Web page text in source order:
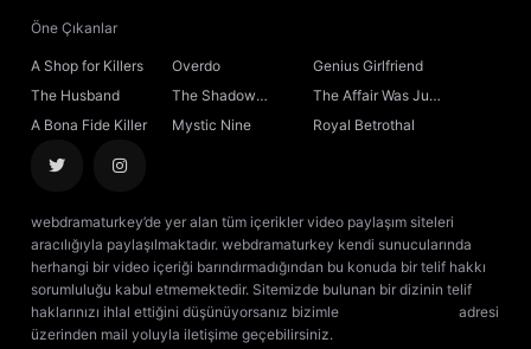
Öne Çıkanlar
A Shop for Killers Overdo
Genius Girlfriend
The Husband
The Shadow
Sovereign
The Affair Was Just
the Beginning
A Bona Fide Killer Mystic Nine Royal Betrothal
webdramaturkey’de yer alan tüm içerikler video paylaşım siteleri
aracılığıyla paylaşılmaktadır. webdramaturkey kendi sunucularında
herhangi bir video içeriği barındırmadığından bu konuda bir telif hakkı
sorumluluğu kabul etmemektedir. Sitemizde bulunan bir dizinin telif
haklarınızı ihlal ettiğini düşünüyorsanız bizimle
adresi
üzerinden mail yoluyla iletişime geçebilirsiniz.